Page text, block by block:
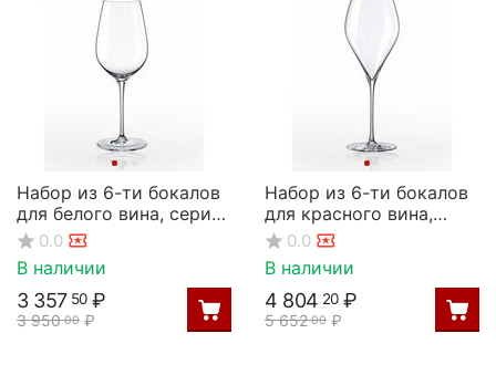
Набор из 6-ти бокалов
для белого вина, серия
Prestige, 340 мл, Rona
0.0
В наличии
3 950 00 ₽
3 357 50 ₽
Набор из 6-ти бокалов
для красного вина,
серия Swan, 560 мл,
Rona
0.0
В наличии
5 652 00 ₽
4 804 20 ₽